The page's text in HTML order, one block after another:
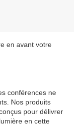
en avant votre
conférences ne
Nos produits
pour délivrer
en cette